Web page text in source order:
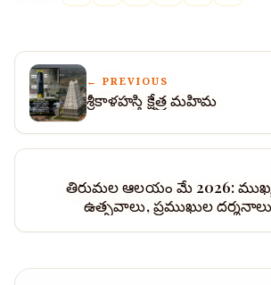
← PREVIOUS
శ్రీకాళహస్తి క్షేత్ర మహిమ
తిరుమల ఆలయం మే 2026:
ఉత్సవాలు, ప్రముఖుల దర్శనాలు